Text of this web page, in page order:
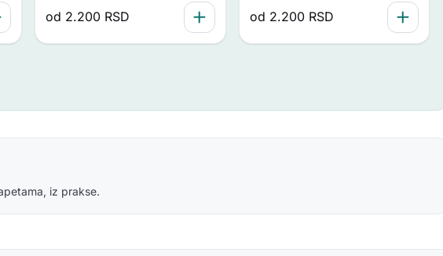
od 2.200 RSD od 2.200 RSD
iz prakse.